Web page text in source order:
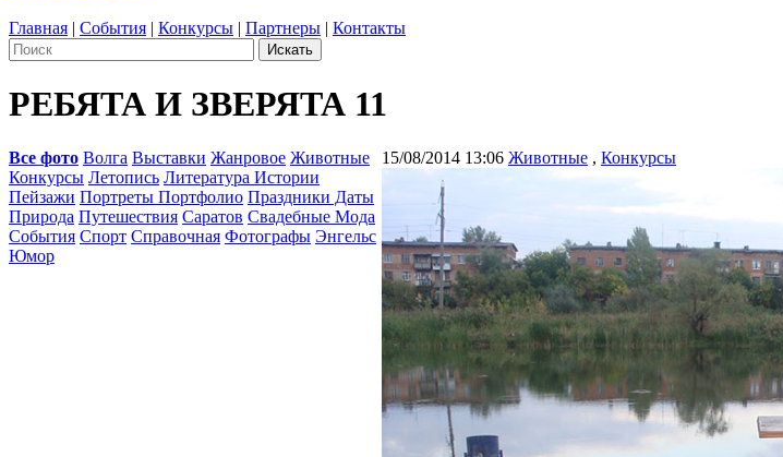
Главная | События | Конкурсы | Партнеры | Контакты
РЕБЯТА И ЗВЕРЯТА 11
Все фото Волга Выставки Жанровое Животные
Конкурсы Летопись Литература Истории
Пейзажи Портреты Портфолио Праздники Даты
Природа Путешествия Саратов Свадебные Мода
События Спорт Справочная Фотографы Энгельс
Юмор
15/08/2014 13:06 Животные , Конкурсы